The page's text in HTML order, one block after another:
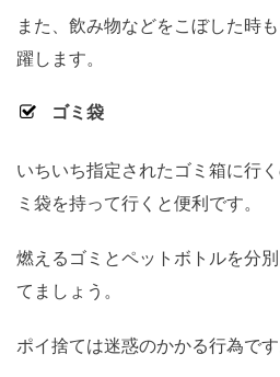
また、飲み物などをこぼした時
躍します。
ゴミ袋
いちいち指定されたゴミ箱に行
ミ袋を持って行くと便利です。
燃えるゴミとペットボトルを分
てましょう。
ポイ捨ては迷惑のかかる行為です